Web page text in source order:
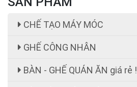
CHẾ TẠO MÁY MÓC
GHẾ CÔNG NHÂN
BÀN - GHẾ QUÁN ĂN giá rẻ !